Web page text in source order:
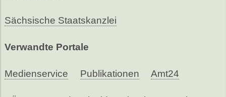
Sächsische Staatskanzlei
Verwandte Portale
Medienservice Publikationen Amt24